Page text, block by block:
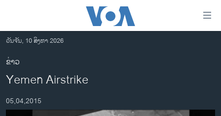
ເຂົ້າ
ຫາ
ຂ້າມ
ຂ້າມ
ໄປ
ອາເມຣິກາ
ການເລືອກຕັ້ງ ປະທານາທີບໍດີ ສະຫະລັດ 2024
ວັນຈັນ, 10 ສິງຫາ 2026
ຂ່າວ
Yemen Airstrike
05,04,2015